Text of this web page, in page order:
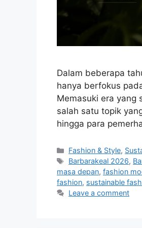
Dalam beberapa
hanya berfokus
Memasuki era yang
salah satu topik
hingga para
Categories
Fashion & Style,
Tags
Barbarakeal 2026,
masa depan, fashion
fashion, sustainable
Leave a comment